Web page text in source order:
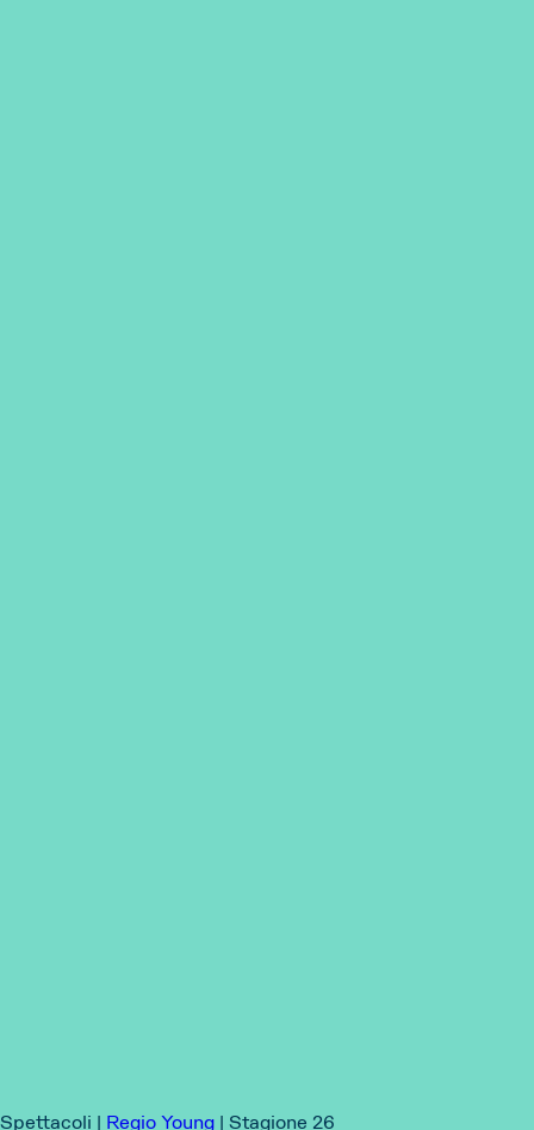
Spettacoli | Regio Young | Stagione 26